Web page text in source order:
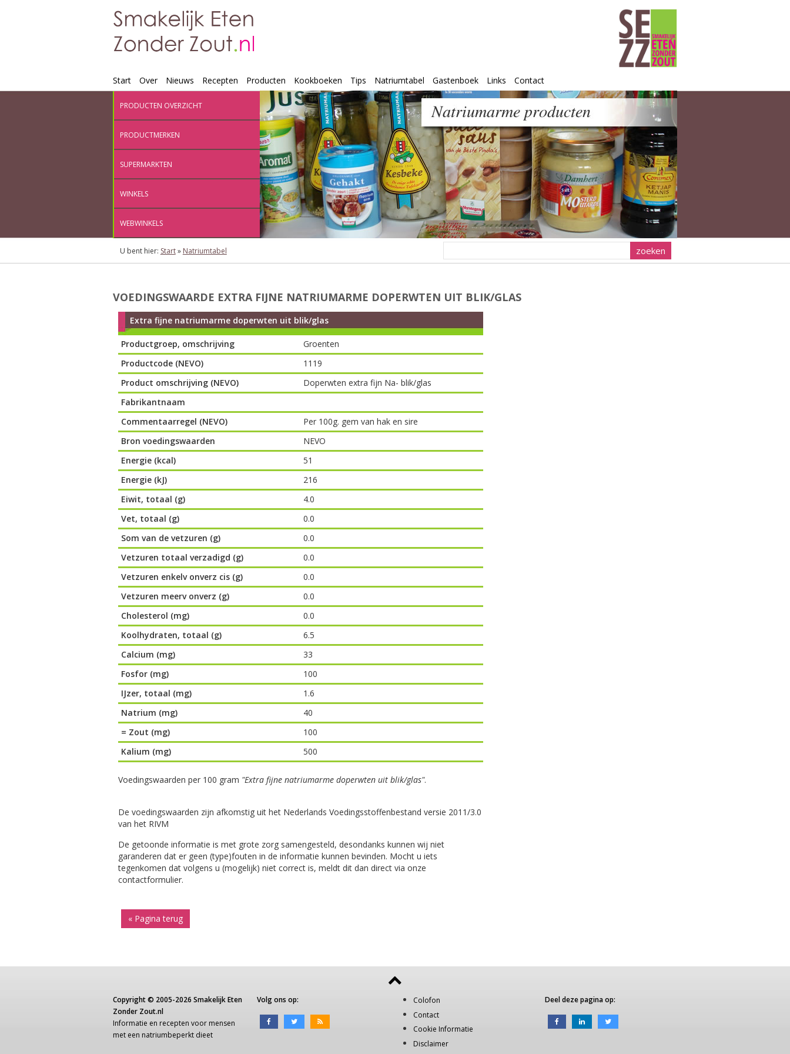
Start Over Nieuws Recepten Producten Kookboeken Tips Natriumtabel Gastenboek Links Contact
PRODUCTEN OVERZICHT
PRODUCTMERKEN
SUPERMARKTEN
WINKELS
WEBWINKELS
U bent hier: Start» Natriumtabel
VOEDINGSWAARDE EXTRA FIJNE NATRIUMARME DOPERWTEN UIT BLIK/GLAS
Extra fijne natriumarme doperwten uit blik/glas
Productgroep, omschrijving
Groenten
Productcode (NEVO)
1119
Product omschrijving (NEVO)
Doperwten extra fijn Na- blik/glas
Fabrikantnaam
Commentaarregel (NEVO)
Per 100g. gem van hak en sire
Bron voedingswaarden
NEVO
Energie (kcal)
51
Energie (kJ)
216
Eiwit, totaal (g)
4.0
Vet, totaal (g)
0.0
Som van de vetzuren (g)
0.0
Vetzuren totaal verzadigd (g)
0.0
Vetzuren enkelv onverz cis (g)
0.0
Vetzuren meerv onverz (g)
0.0
Cholesterol (mg)
0.0
Koolhydraten, totaal (g)
6.5
Calcium (mg)
33
Fosfor (mg)
100
IJzer, totaal (mg)
1.6
Natrium (mg)
40
= Zout (mg)
100
Kalium (mg)
500
Voedingswaarden per 100 gram "Extra fijne natriumarme doperwten uit blik/glas".
De voedingswaarden zijn afkomstig uit het Nederlands Voedingsstoffenbestand versie 2011/3.0
van het RIVM
De getoonde informatie is met grote zorg samengesteld, desondanks kunnen wij niet
garanderen dat er geen (type)fouten in de informatie kunnen bevinden. Mocht u iets
tegenkomen dat volgens u (mogelijk) niet correct is, meldt dit dan direct via onze
contactformulier.
« Pagina terug
Copyright © 2005-2026 Smakelijk Eten
Zonder Zout.nl
Informatie en recepten voor mensen
met een natriumbeperkt dieet
Volg ons op:
Colofon
Contact
Cookie Informatie
Disclaimer
Deel deze pagina op: